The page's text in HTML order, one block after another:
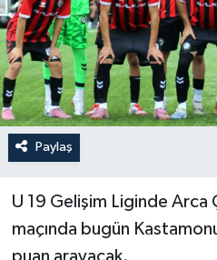
Paylaş
U 19 Gelişim Liginde Arca
maçında bugün
OTOPARK
TEKNOLOJİ